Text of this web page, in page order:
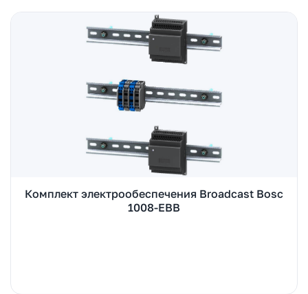
Комплект электрообеспечения Broadcast Bosc
1008-EBB